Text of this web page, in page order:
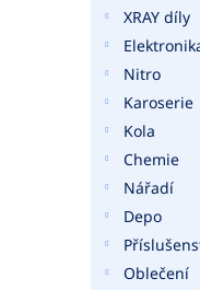
XRAY díly
Nitro
Karoserie
Kola
Chemie
Nářadí
Depo
Oblečení